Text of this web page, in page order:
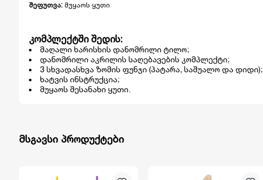
შეფუთვა: მუყაოს ყუთი
კომპლექტში შედის:
მაღალი ხარისხის დანომრილი ტილო;
დანომრილი აკრილის საღებავების კომპლექტი;
3 სხვადასხვა ზომის ფუნჯი (პატარა, საშუალო და დიდი);
ხატვის ინსტრუქცია;
მუყაოს შესანახი ყუთი.
მსგავსი პროდუქტები